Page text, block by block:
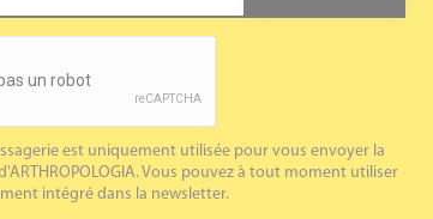
est uniquement utilisée pour vous envoyer la
Vous pouvez à tout moment utiliser
intégré dans la newsletter.